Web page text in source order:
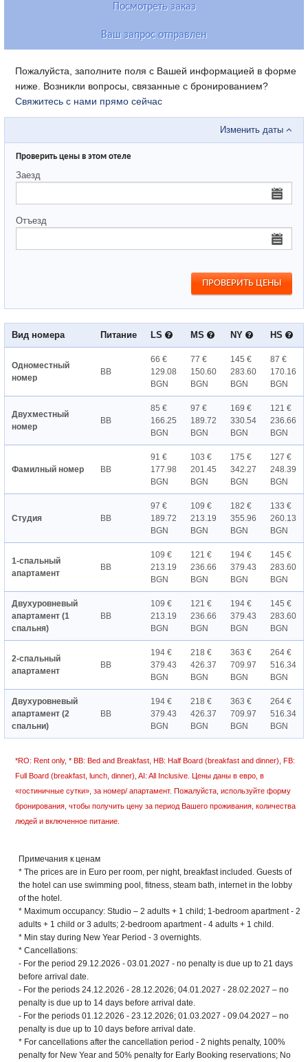
Посмотреть заказ
Ваш запрос отправлен
Пожалуйста, заполните поля с Вашей информацией в форме
ниже. Возникли вопросы, связанные с бронированием?
Свяжитесь с нами прямо сейчас
Изменить даты
Проверить цены в этом отеле
Заезд
Отъезд
Вид номера Питание LS MS NY HS
Одноместный
номер
BB
66 €
129.08
BGN
77 €
150.60
BGN
145 €
283.60
BGN
87 €
170.16
BGN
Двухместный
номер
BB
85 €
166.25
BGN
97 €
189.72
BGN
169 €
330.54
BGN
121 €
236.66
BGN
Фамилный номер BB
91 €
177.98
BGN
103 €
201.45
BGN
175 €
342.27
BGN
127 €
248.39
BGN
Студия BB
97 €
189.72
BGN
109 €
213.19
BGN
182 €
355.96
BGN
133 €
260.13
BGN
1-спальный
апартамент
BB
109 €
213.19
BGN
121 €
236.66
BGN
194 €
379.43
BGN
145 €
283.60
BGN
Двухуровневый
апартамент (1
спальня)
BB
109 €
213.19
BGN
121 €
236.66
BGN
194 €
379.43
BGN
145 €
283.60
BGN
2-спальный
апартамент
BB
194 €
379.43
BGN
218 €
426.37
BGN
363 €
709.97
BGN
264 €
516.34
BGN
Двухуровневый
апартамент (2
спальни)
BB
194 €
379.43
BGN
218 €
426.37
BGN
363 €
709.97
BGN
264 €
516.34
BGN
*RO: Rent only, * BB: Bed and Breakfast, HB: Half Board (breakfast and dinner), FB:
Full Board (breakfast, lunch, dinner), AI: All Inclusive. Цены даны в евро, в
«гостиничные сутки», за номер/ апартамент. Пожалуйста, используйте форму
бронирования, чтобы получить цену за период Вашего проживания, количества
людей и включенное питание.
Примечания к ценам
* The prices are in Euro per room, per night, breakfast included. Guests of
the hotel can use swimming pool, fitness, steam bath, internet in the lobby
of the hotel.
* Maximum occupancy: Studio – 2 adults + 1 child; 1-bedroom apartment - 2
adults + 1 child or 3 adults; 2-bedroom apartment - 4 adults + 1 child.
* Min stay during New Year Period - 3 overnights.
* Cancellations:
- For the period 29.12.2026 - 03.01.2027 - no penalty is due up to 21 days
before arrival date.
- For the periods 24.12.2026 - 28.12.2026; 04.01.2027 - 28.02.2027 – no
penalty is due up to 14 days before arrival date.
- For the periods 01.12.2026 - 23.12.2026; 01.03.2027 - 09.04.2027 – no
penalty is due up to 10 days before arrival date.
* For cancellations after the cancellation period - 2 nights penalty, 100%
penalty for New Year and 50% penalty for Early Booking reservations; No